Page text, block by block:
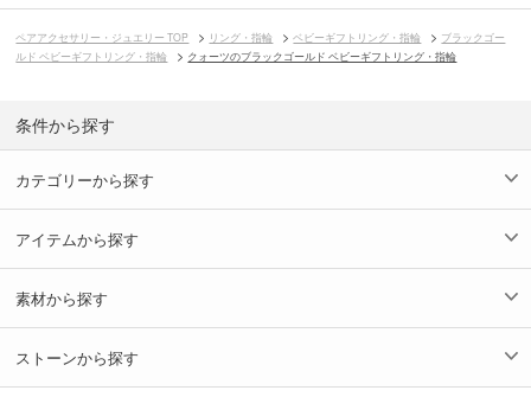
ペアアクセサリー・ジュエリー TOP リング・指輪 ベビーギフトリング・指輪
ブラックゴー
ルド ベビーギフトリング・指輪
クォーツのブラックゴールド ベビーギフトリング・指輪
条件から探す
カテゴリーから探す
アイテムから探す
素材から探す
ストーンから探す